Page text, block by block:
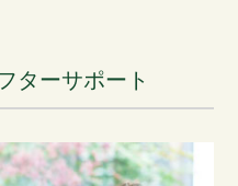
ターサポート